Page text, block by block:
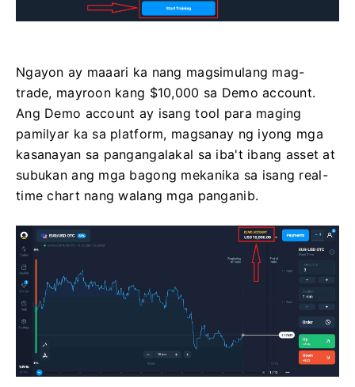
Ngayon ay maaari ka nang magsimulang mag-
trade, mayroon kang $10,000 sa Demo account.
Ang Demo account ay isang tool para maging
pamilyar ka sa platform, magsanay ng iyong mga
kasanayan sa pangangalakal sa iba't ibang asset at
subukan ang mga bagong mekanika sa isang real-
time chart nang walang mga panganib.